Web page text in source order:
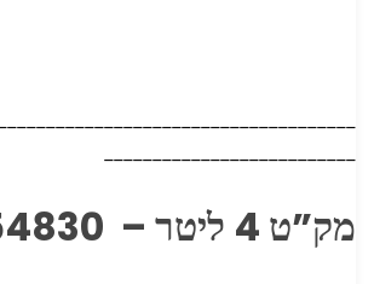
מק”ט 4 ליטר – 54830